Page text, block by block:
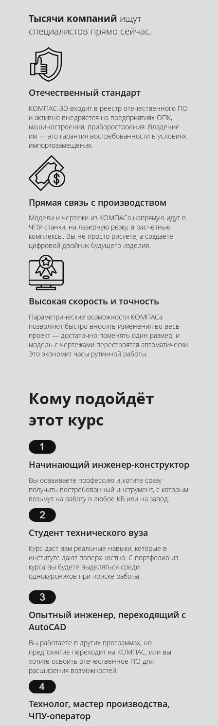
механизмах, которые вы будете
проектировать от эскиза до готового
комплекта.
Курс
Тысячи компаний ищут
специалистов прямо сейчас.
Отечественный стандарт
КОМПАС-3D входит в реестр отечественного ПО
и активно внедряется на предприятиях ОПК,
машиностроения, приборостроения. Владение
им — это гарантия востребованности в условиях
импортозамещения.
Прямая связь с производством
Модели и чертежи из КОМПАСа напрямую идут в
ЧПУ-станки, на лазерную резку, в расчётные
комплексы. Вы не просто рисуете, а создаёте
цифровой двойник будущего изделия.
Высокая скорость и точность
Параметрические возможности КОМПАСа
позволяют быстро вносить изменения во весь
проект — достаточно поменять один размер, и
модель с чертежами перестроятся автоматически.
Это экономит часы рутинной работы.
Кому подойдёт
этот курс
Начинающий инженер-конструктор
Вы осваиваете профессию и хотите сразу
получить востребованный инструмент, с которым
возьмут на работу в любое КБ или на завод.
Студент технического вуза
Курс даст вам реальные навыки, которые в
институте дают поверхностно. С портфолио из
курса вы будете выделяться среди
однокурсников при поиске работы.
Опытный инженер, переходящий с
AutoCAD
Вы работаете в других программах, но
предприятие переходит на КОМПАС, или вы
хотите освоить отечественное ПО для
расширения возможностей.
Технолог, мастер производства,
ЧПУ-оператор